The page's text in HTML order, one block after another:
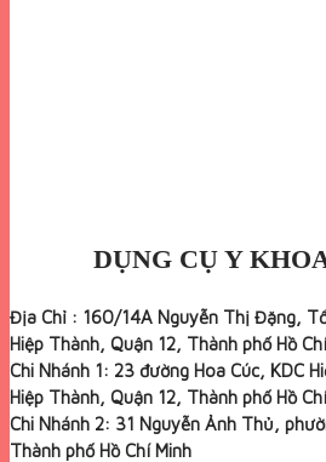
DỤNG CỤ Y
Địa Chỉ : 160/14A Nguyễn Thị Đặng,
Hiệp Thành, Quận 12, Thành phố Hồ
Chi Nhánh 1: 23 đường Hoa Cúc, KDC
Hiệp Thành, Quận 12, Thành phố Hồ
Chi Nhánh 2: 31 Nguyễn Ảnh Thủ,
Thành phố Hồ Chí Minh